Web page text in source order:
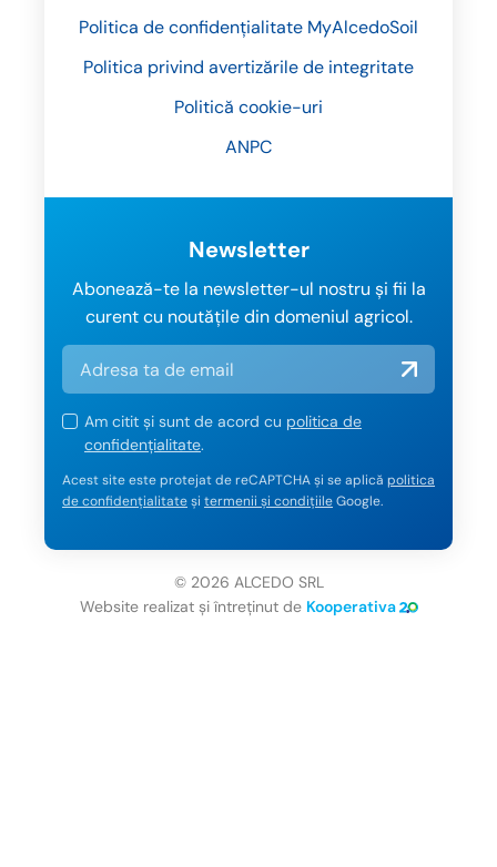
Politica de confidențialitate MyAlcedoSoil
Politica privind avertizările de integritate
Politică cookie-uri
ANPC
Newsletter
Abonează-te la newsletter-ul nostru și fii la
curent cu noutățile din domeniul agricol.
Am citit și sunt de acord cu politica de
confidențialitate.
Acest site este protejat de reCAPTCHA și se aplică politica
de confidențialitateși termenii și condițiileGoogle.
© 2026 ALCEDO SRL
Website realizat și întreținut de Kooperativa